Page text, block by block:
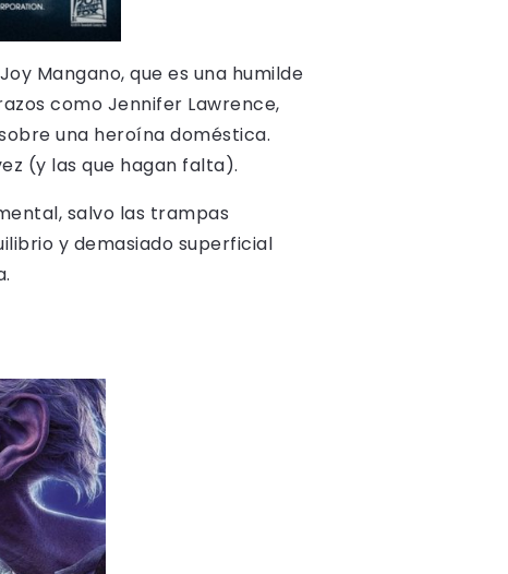
Mangano, que es una humilde
como Jennifer Lawrence,
una heroína doméstica.
(y las que hagan falta).
salvo las trampas
y demasiado superficial